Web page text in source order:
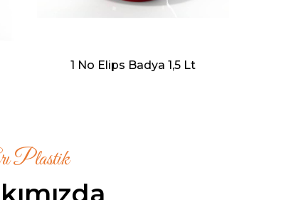
1 No Elips Badya 1,5 Lt
Plastik